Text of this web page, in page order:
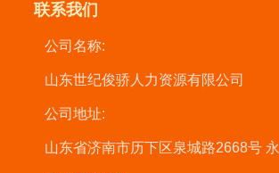
联系我们
公司名称:
山东世纪俊骄人力资源有限公司
公司地址:
山东省济南市历下区泉城路2668号 永